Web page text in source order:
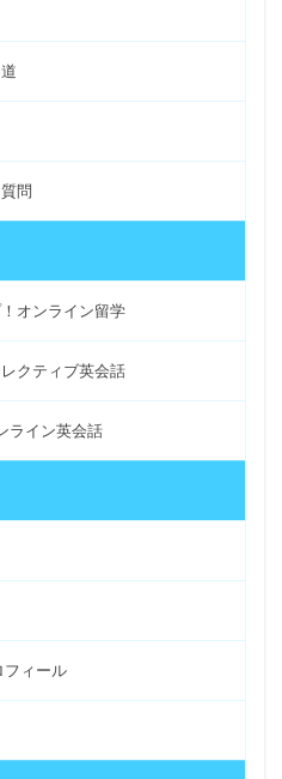
問
オンライン留学
クティブ英会話
ライン英会話
フィール